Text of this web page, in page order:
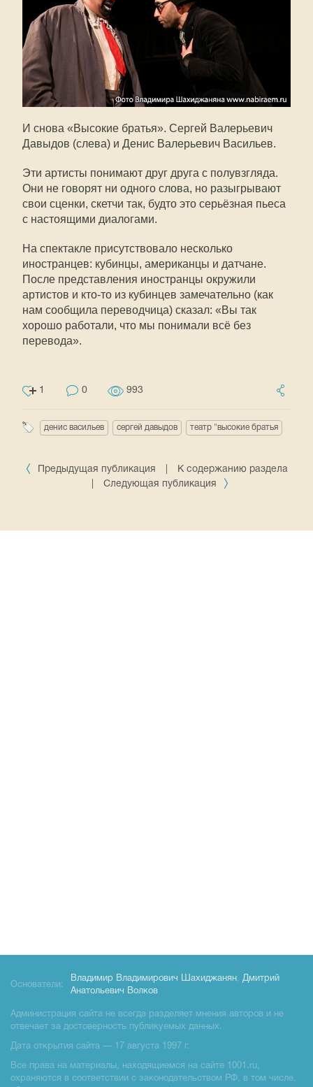
И снова «Высокие братья». Сергей Валерьевич
Давыдов (слева) и Денис Валерьевич Васильев.
Эти артисты понимают друг друга с полувзгляда.
Они не говорят ни одного слова, но разыгрывают
свои сценки, скетчи так, будто это серьёзная пьеса
с настоящими диалогами.
На спектакле присутствовало несколько
иностранцев: кубинцы, американцы и датчане.
После представления иностранцы окружили
артистов и кто-то из кубинцев замечательно (как
нам сообщила переводчица) сказал: «Вы так
хорошо работали, что мы понимали всё без
перевода».
1 0 993
денис васильев сергей давыдов театр "высокие братья
Предыдущая публикация
К содержанию раздела
Следующая публикация
Основатели:
Владимир Владимирович Шахиджанян, Дмитрий
Анатольевич Волков
Администрация сайта не всегда разделяет мнения авторов и не
отвечает за достоверность публикуемых данных.
Дата открытия сайта — 17 августа 1997 г.
Все права на материалы, находящиемся на сайте 1001.ru,
охраняются в соответствии с законодательством РФ, в том числе,